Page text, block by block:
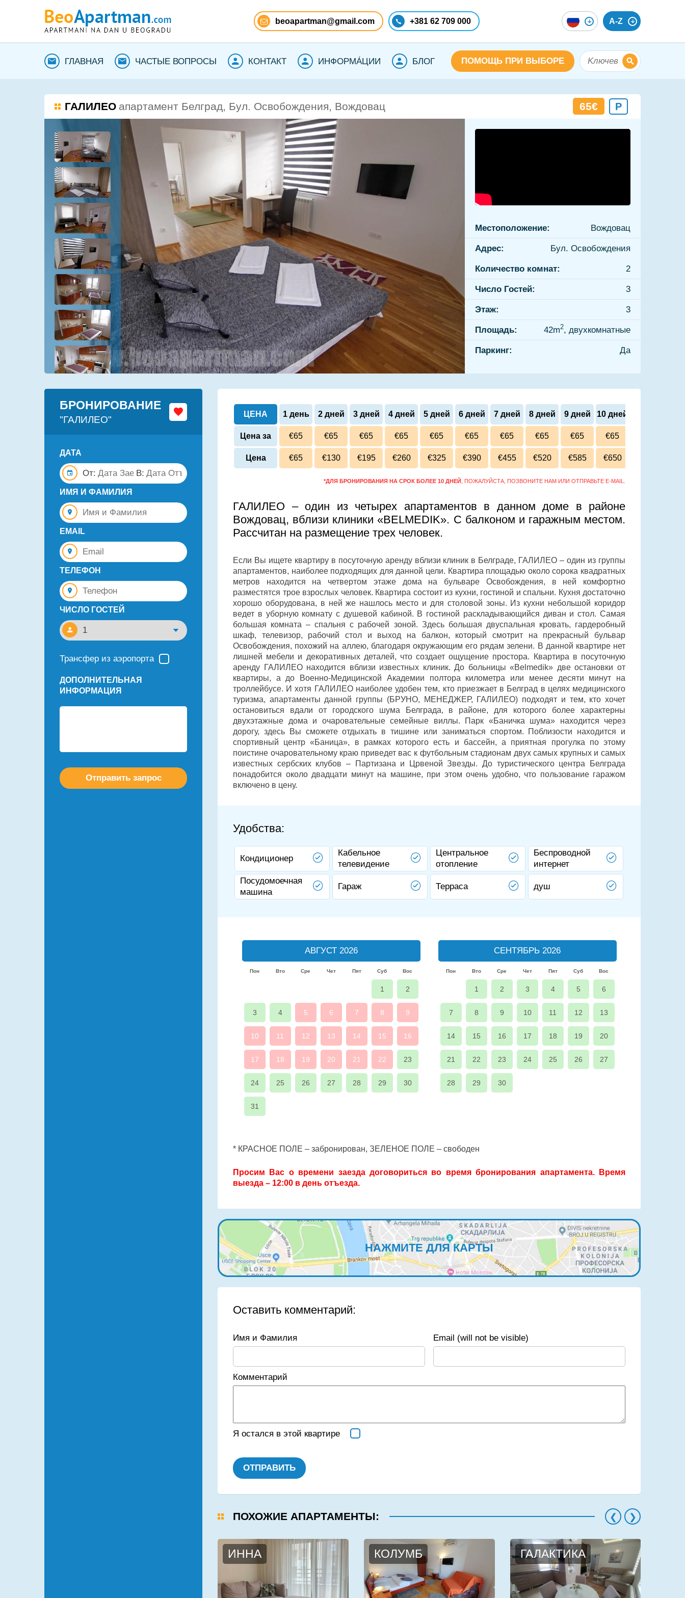
beoapartman@gmail.com +381 62 709 000 A-Z
ГЛАВНАЯ ЧАСТЫЕ ВОПРОСЫ КОНТАКТ ИНФОРМА́ЦИИ БЛОГ ПОМОЩЬ ПРИ ВЫБОРЕ
ГАЛИЛЕО апартамент Белград, Бул. Освобождения, Вождовац 65€ P
Местоположение: Вождовац
Адрес: Бул. Освобождения
Количество комнат: 2
Число Гостей: 3
Этаж: 3
Площадь: 42m2, двухкомнатные
Паркинг: Да
БРОНИРОВАНИЕ
"ГАЛИЛЕО"
ДАТА
От: В:
ИМЯ И ФАМИЛИЯ
EMAIL
ТЕЛЕФОН
ЧИСЛО ГОСТЕЙ
Трансфер из аэропорта
ДОПОЛНИТЕЛЬНАЯ
ИНФОРМАЦИЯ
ЦЕНА 1 день 2 дней 3 дней 4 дней 5 дней 6 дней 7 дней 8 дней 9 дней 10 дней
Цена за
сутки
€65 €65 €65 €65 €65 €65 €65 €65 €65 €65
Цена €65 €130 €195 €260 €325 €390 €455 €520 €585 €650
*ДЛЯ БРОНИРОВАНИЯ НА СРОК БОЛЕЕ 10 ДНЕЙ , ПОЖАЛУЙСТА, ПОЗВОНИТЕ НАМ ИЛИ ОТПРАВЬТЕ E-MAIL.
ГАЛИЛЕО – один из четырех апартаментов в данном доме в районе
Вождовац, вблизи клиники «BELMEDIK». С балконом и гаражным местом.
Рассчитан на размещение трех человек.
Если Вы ищете квартиру в посуточную аренду вблизи клиник в Белграде, ГАЛИЛЕО – один из группы
апартаментов, наиболее подходящих для данной цели. Квартира площадью около сорока квадратных
метров находится на четвертом этаже дома на бульваре Освобождения, в ней комфортно
разместятся трое взрослых человек. Квартира состоит из кухни, гостиной и спальни. Кухня достаточно
хорошо оборудована, в ней же нашлось место и для столовой зоны. Из кухни небольшой коридор
ведет в уборную комнату с душевой кабиной. В гостиной раскладывающийся диван и стол. Самая
большая комната – спальня с рабочей зоной. Здесь большая двуспальная кровать, гардеробный
шкаф, телевизор, рабочий стол и выход на балкон, который смотрит на прекрасный бульвар
Освобождения, похожий на аллею, благодаря окружающим его рядам зелени. В данной квартире нет
лишней мебели и декоративных деталей, что создает ощущение простора. Квартира в посуточную
аренду ГАЛИЛЕО находится вблизи известных клиник. До больницы «Belmedik» две остановки от
квартиры, а до Военно-Медицинской Академии полтора километра или менее десяти минут на
троллейбусе. И хотя ГАЛИЛЕО наиболее удобен тем, кто приезжает в Белград в целях медицинского
туризма, апартаменты данной группы (БРУНО, МЕНЕДЖЕР, ГАЛИЛЕО) подходят и тем, кто хочет
остановиться вдали от городского шума Белграда, в районе, для которого более характерны
двухэтажные дома и очаровательные семейные виллы. Парк «Баничка шума» находится через
дорогу, здесь Вы сможете отдыхать в тишине или заниматься спортом. Поблизости находится и
спортивный центр «Баница», в рамках которого есть и бассейн, а приятная прогулка по этому
поистине очаровательному краю приведет вас к футбольным стадионам двух самых крупных и самых
известных сербских клубов – Партизана и Црвеной Звезды. До туристического центра Белграда
понадобится около двадцати минут на машине, при этом очень удобно, что пользование гаражом
включено в цену.
Удобства:
Кондиционер
Кабельное
телевидение
Центральное
отопление
Беспроводной
интернет
Посудомоечная
машина
Гараж Терраса душ
АВГУСТ 2026
Пон Вто Сре Чет Пят Суб Вос
1 2
3 4 5 6 7 8 9
10 11 12 13 14 15 16
17 18 19 20 21 22 23
24 25 26 27 28 29 30
31
СЕНТЯБРЬ 2026
Пон Вто Сре Чет Пят Суб Вос
1 2 3 4 5 6
7 8 9 10 11 12 13
14 15 16 17 18 19 20
21 22 23 24 25 26 27
28 29 30
* КРАСНОЕ ПОЛЕ – забронирован, ЗЕЛЕНОЕ ПОЛЕ – свободен
Просим Вас о времени заезда договориться во время бронирования апартамента. Время
выезда – 12:00 в день отъезда.
НАЖМИТЕ ДЛЯ КАРТЫ
Оставить комментарий:
Имя и Фамилия Email (will not be visible)
Комментарий
Я остался в этой квартире
ОТПРАВИТЬ
ПОХОЖИЕ АПАРТАМЕНТЫ:
ИННА КОЛУМБ ГАЛАКТИКА